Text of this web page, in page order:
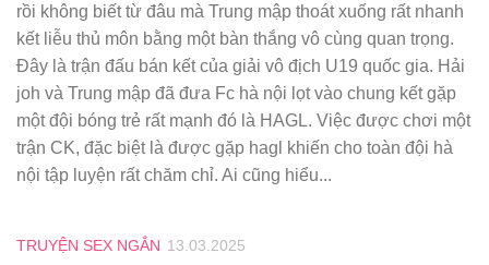
rồi không biết từ đâu mà Trung mập thoát xuống rất nhanh
kết liễu thủ môn bằng một bàn thắng vô cùng quan trọng.
Đây là trận đấu bán kết của giải vô địch U19 quốc gia. Hải
joh và Trung mập đã đưa Fc hà nội lọt vào chung kết gặp
một đội bóng trẻ rất mạnh đó là HAGL. Việc được chơi một
trận CK, đặc biệt là được gặp hagl khiến cho toàn đội hà
nội tập luyện rất chăm chỉ. Ai cũng hiểu...
TRUYỆN SEX NGẮN 13.03.2025